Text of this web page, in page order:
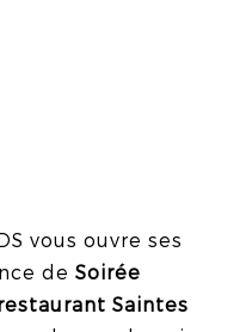
vous ouvre ses
deSoirée
Saintes